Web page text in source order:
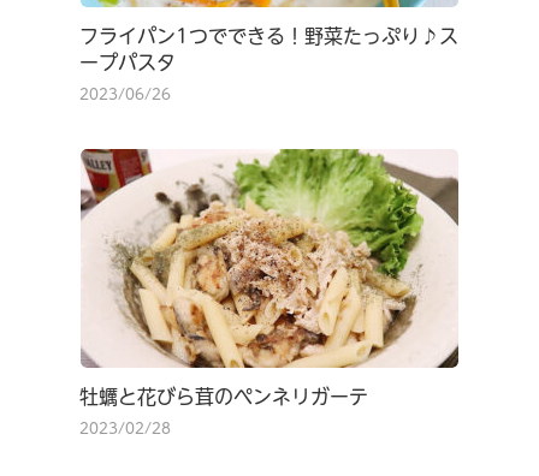
フライパン1つでできる！野菜たっぷり♪ス
ープパスタ
2023/06/26
牡蠣と花びら茸のペンネリガーテ
2023/02/28